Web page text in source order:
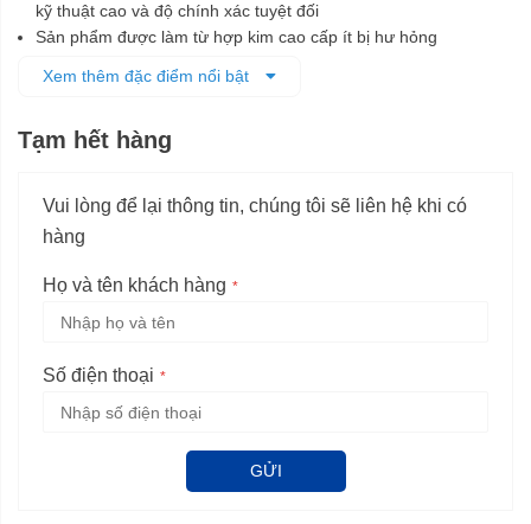
kỹ thuật cao và độ chính xác tuyệt đối
Sản phẩm được làm từ hợp kim cao cấp ít bị hư hỏng
các vị trí đục khó
Xem thêm đặc điểm nổi bật
Tạm hết hàng
Vui lòng để lại thông tin, chúng tôi sẽ liên hệ khi có
hàng
Họ và tên khách hàng
Số điện thoại
GỬI